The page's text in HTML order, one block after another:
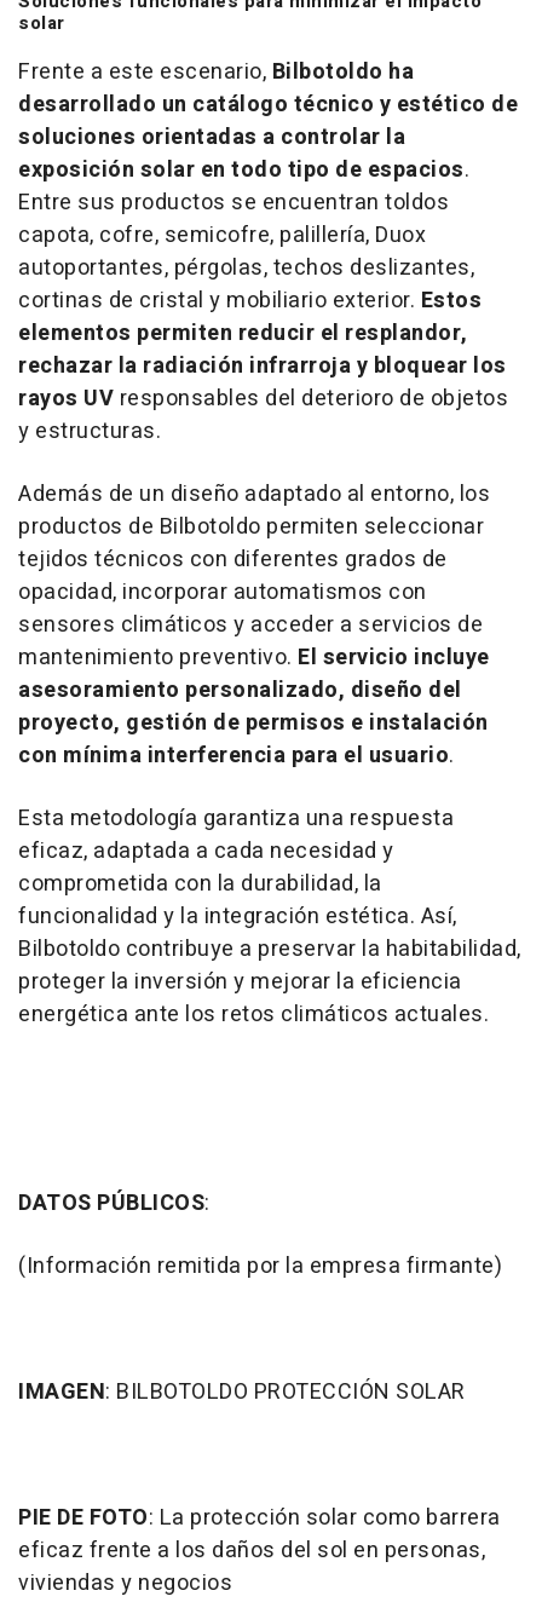
solar
Frente a este escenario, Bilbotoldo ha
desarrollado un catálogo técnico y estético de
soluciones orientadas a controlar la
exposición solar en todo tipo de espacios.
Entre sus productos se encuentran toldos
capota, cofre, semicofre, palillería, Duox
autoportantes, pérgolas, techos deslizantes,
cortinas de cristal y mobiliario exterior. Estos
elementos permiten reducir el resplandor,
rechazar la radiación infrarroja y bloquear los
rayos UV responsables del deterioro de objetos
y estructuras.
Además de un diseño adaptado al entorno, los
productos de Bilbotoldo permiten seleccionar
tejidos técnicos con diferentes grados de
opacidad, incorporar automatismos con
sensores climáticos y acceder a servicios de
mantenimiento preventivo. El servicio incluye
asesoramiento personalizado, diseño del
proyecto, gestión de permisos e instalación
con mínima interferencia para el usuario.
Esta metodología garantiza una respuesta
eficaz, adaptada a cada necesidad y
comprometida con la durabilidad, la
funcionalidad y la integración estética. Así,
Bilbotoldo contribuye a preservar la habitabilidad,
proteger la inversión y mejorar la eficiencia
energética ante los retos climáticos actuales.
DATOS PÚBLICOS:
(Información remitida por la empresa firmante)
IMAGEN: BILBOTOLDO PROTECCIÓN SOLAR
PIE DE FOTO: La protección solar como barrera
eficaz frente a los daños del sol en personas,
viviendas y negocios